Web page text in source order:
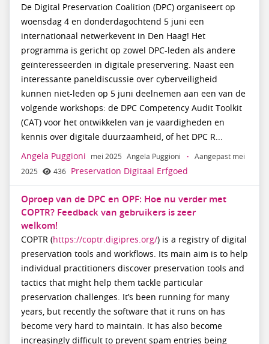
De Digital Preservation Coalition (DPC) organiseert op
woensdag 4 en donderdagochtend 5 juni een
internationaal netwerkevent in Den Haag! Het
programma is gericht op zowel DPC-leden als andere
geïnteresseerden in digitale preservering. Naast een
interessante paneldiscussie over cyberveiligheid
kunnen niet-leden op 5 juni deelnemen aan een van de
volgende workshops: de DPC Competency Audit Toolkit
(CAT) voor het ontwikkelen van je vaardigheden en
kennis over digitale duurzaamheid, of het DPC R...
Angela Puggioni mei 2025 Angela Puggioni ·
Aangepast mei
2025
436 Preservation Digitaal Erfgoed
Oproep van de DPC en OPF: Hoe nu verder met
COPTR? Feedback van gebruikers is zeer
welkom!
COPTR (https://coptr.digipres.org/) is a registry of digital
preservation tools and workflows. Its main aim is to help
individual practitioners discover preservation tools and
tactics that might help them tackle particular
preservation challenges. It’s been running for many
years, but recently the software that it runs on has
become very hard to maintain. It has also become
increasingly difficult to prevent spam entries being